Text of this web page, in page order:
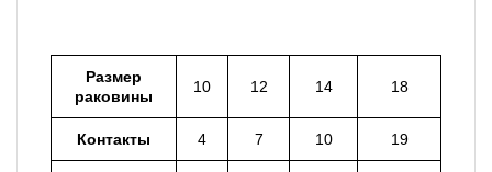
Размер
раковины
10 12 14 18
Контакты 4 7 10 19